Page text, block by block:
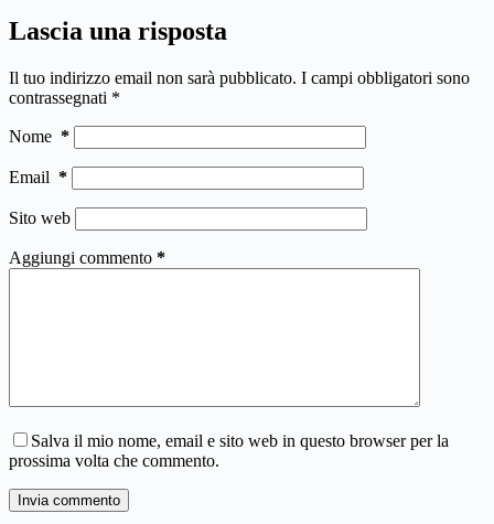
Lascia una risposta
Il tuo indirizzo email non sarà pubblicato. I campi obbligatori sono
contrassegnati *
Nome *
Email *
Sito web
Aggiungi commento *
Salva il mio nome, email e sito web in questo browser per la
prossima volta che commento.
Invia commento